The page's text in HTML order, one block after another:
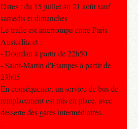
Dates : du 15 juillet au 21 août sauf
samedis et dimanches
Le trafic est interrompu entre Paris
Austerlitz et :
- Dourdan à partir de 22h50
- Saint-Martin d'Etampes à partir de
23h05
En conséquence, un service de bus de
remplacement est mis en place, avec
desserte des gares intermédiaires.
.